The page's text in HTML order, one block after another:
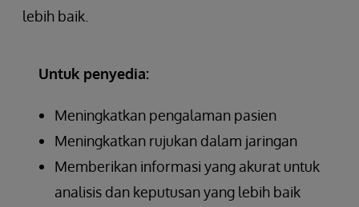
lebih baik.
Untuk penyedia:
Meningkatkan pengalaman pasien
Meningkatkan rujukan dalam jaringan
Memberikan informasi yang akurat untuk
analisis dan keputusan yang lebih baik